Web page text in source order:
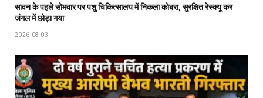
सावन के पहले सोमवार पर पशु चिकित्सालय में निकला कोबरा, सुरक्षित रेस्क्यू कर
जंगल में छोड़ा गया
2026-08-03